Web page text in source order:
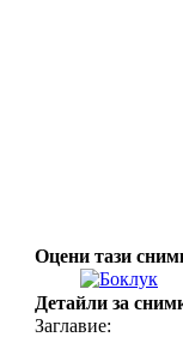
Оцени тази
Детайли за
Заглавие: